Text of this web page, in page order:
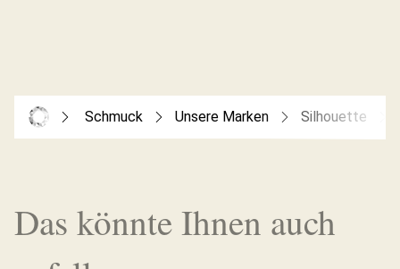
Schmuck Unsere Marken Silhouette
Das könnte Ihnen auch